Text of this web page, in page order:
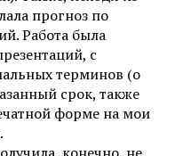
прогноз по
Работа была
с
терминов (о
срок, также
форме на мои